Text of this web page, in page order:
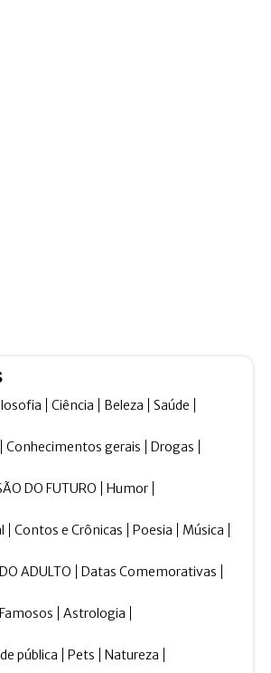
Ciência Beleza Saúde
Conhecimentos gerais Drogas
DO FUTURO Humor
Contos e Crônicas Poesia Música
ADULTO Datas Comemorativas
Astrologia
pública Pets Natureza